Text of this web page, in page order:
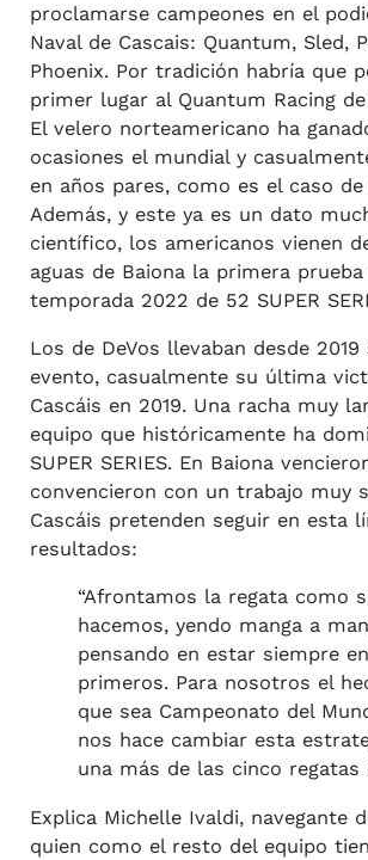
proclamarse campeones en el
Naval de Cascais: Quantum, Sled,
Phoenix. Por tradición habría que
primer lugar al Quantum Racing de
El velero norteamericano ha
ocasiones el mundial y
en años pares, como es el caso
Además, y este ya es un dato
científico, los americanos vienen
aguas de Baiona la primera
temporada 2022 de 52 SUPER
Los de DeVos llevaban desde
evento, casualmente su última
Cascáis en 2019. Una racha muy
equipo que históricamente ha
SUPER SERIES. En Baiona
convencieron con un trabajo muy
Cascáis pretenden seguir en esta
resultados:
“Afrontamos la regata como
hacemos, yendo manga a
pensando en estar siempre
primeros. Para nosotros el
que sea Campeonato del
nos hace cambiar esta
una más de las cinco regatas
Explica Michelle Ivaldi, navegante
quien como el resto del equipo